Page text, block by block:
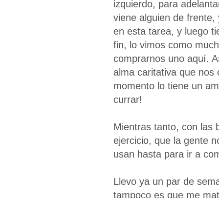
izquierdo, para
viene alguien de
en esta tarea, y luego
fin, lo vimos como
comprarnos uno aquí.
alma caritativa que nos
momento lo tiene un
currar!
Mientras tanto, con las
ejercicio, que la gente
usan hasta para ir a
Llevo ya un par de
tampoco es que me